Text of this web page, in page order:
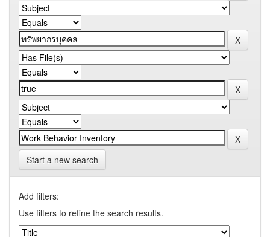
Start a new search
Add filters:
Use filters to refine the search results.